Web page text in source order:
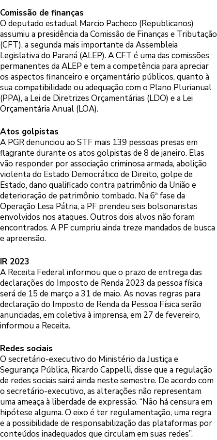
Comissão de finanças
O deputado estadual Marcio Pacheco (Republicanos)
assumiu a presidência da Comissão de Finanças e Tributação
(CFT), a segunda mais importante da Assembleia
Legislativa do Paraná (ALEP). A CFT é uma das comissões
permanentes da ALEP e tem a competência para apreciar
os aspectos financeiro e orçamentário públicos, quanto à
sua compatibilidade ou adequação com o Plano Plurianual
(PPA), a Lei de Diretrizes Orçamentárias (LDO) e a Lei
Orçamentária Anual (LOA).
Atos golpistas
A PGR denunciou ao STF mais 139 pessoas presas em
flagrante durante os atos golpistas de 8 de janeiro. Elas
vão responder por associação criminosa armada, abolição
violenta do Estado Democrático de Direito, golpe de
Estado, dano qualificado contra patrimônio da União e
deterioração de patrimônio tombado. Na 6ª fase da
Operação Lesa Pátria, a PF prendeu seis bolsonaristas
envolvidos nos ataques. Outros dois alvos não foram
encontrados. A PF cumpriu ainda treze mandados de busca
e apreensão.
IR 2023
A Receita Federal informou que o prazo de entrega das
declarações do Imposto de Renda 2023 da pessoa física
será de 15 de março a 31 de maio. As novas regras para
declaração do Imposto de Renda da Pessoa Física serão
anunciadas, em coletiva à imprensa, em 27 de fevereiro,
informou a Receita.
Redes sociais
O secretário-executivo do Ministério da Justiça e
Segurança Pública, Ricardo Cappelli, disse que a regulação
de redes sociais sairá ainda neste semestre. De acordo com
o secretário-executivo, as alterações não representam
uma ameaça à liberdade de expressão. “Não há censura em
hipótese alguma. O eixo é ter regulamentação, uma regra
e a possibilidade de responsabilização das plataformas por
conteúdos inadequados que circulam em suas redes”.